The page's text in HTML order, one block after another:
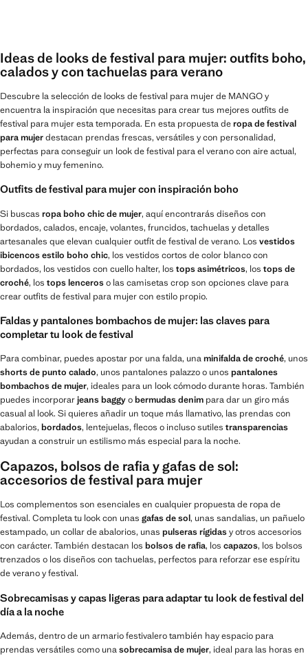
Ideas de looks de festival para mujer: outfits boho,
calados y con tachuelas para verano
Descubre la selección de looks de festival para mujer de MANGO y
encuentra la inspiración que necesitas para crear tus mejores outfits de
festival para mujer esta temporada. En esta propuesta deropa de festival
para mujerdestacan prendas frescas, versátiles y con personalidad,
perfectas para conseguir un look de festival para el verano con aire actual,
bohemio y muy femenino.
Outfits de festival para mujer con inspiración boho
Si buscas ropa boho chic de mujer, aquí encontrarás diseños con
bordados, calados, encaje, volantes, fruncidos, tachuelas y detalles
artesanales que elevan cualquier outfit de festival de verano. Los vestidos
ibicencos estilo boho chic, los vestidos cortos de color blanco con
bordados, los vestidos con cuello halter, los tops asimétricos, los tops de
croché, los tops lenceroso las camisetas crop son opciones clave para
crear outfits de festival para mujer con estilo propio.
Faldas y pantalones bombachos de mujer: las claves para
completar tu look de festival
Para combinar, puedes apostar por una falda, unaminifalda de croché, unos
shorts de punto calado, unos pantalones palazzo o unos pantalones
bombachos de mujer, ideales para un look cómodo durante horas. También
puedes incorporarjeans baggyobermudas denim para dar un giro más
casual al look. Si quieres añadir un toque más llamativo, las prendas con
abalorios, bordados, lentejuelas, flecos o incluso sutiles transparencias
ayudan a construir un estilismo más especial para la noche.
Capazos, bolsos de rafia y gafas de sol:
accesorios de festival para mujer
Los complementos son esenciales en cualquier propuesta de ropa de
festival. Completa tu look con unas gafas de sol, unas sandalias, un pañuelo
estampado, un collar de abalorios, unas pulseras rígidasy otros accesorios
con carácter. También destacan los bolsos de rafia, los capazos, los bolsos
trenzados o los diseños con tachuelas, perfectos para reforzar ese espíritu
de verano y festival.
Sobrecamisas y capas ligeras para adaptar tu look de festival del
día a la noche
Además, dentro de un armario festivalero también hay espacio para
prendas versátiles como unasobrecamisa de mujer, ideal para las horas en